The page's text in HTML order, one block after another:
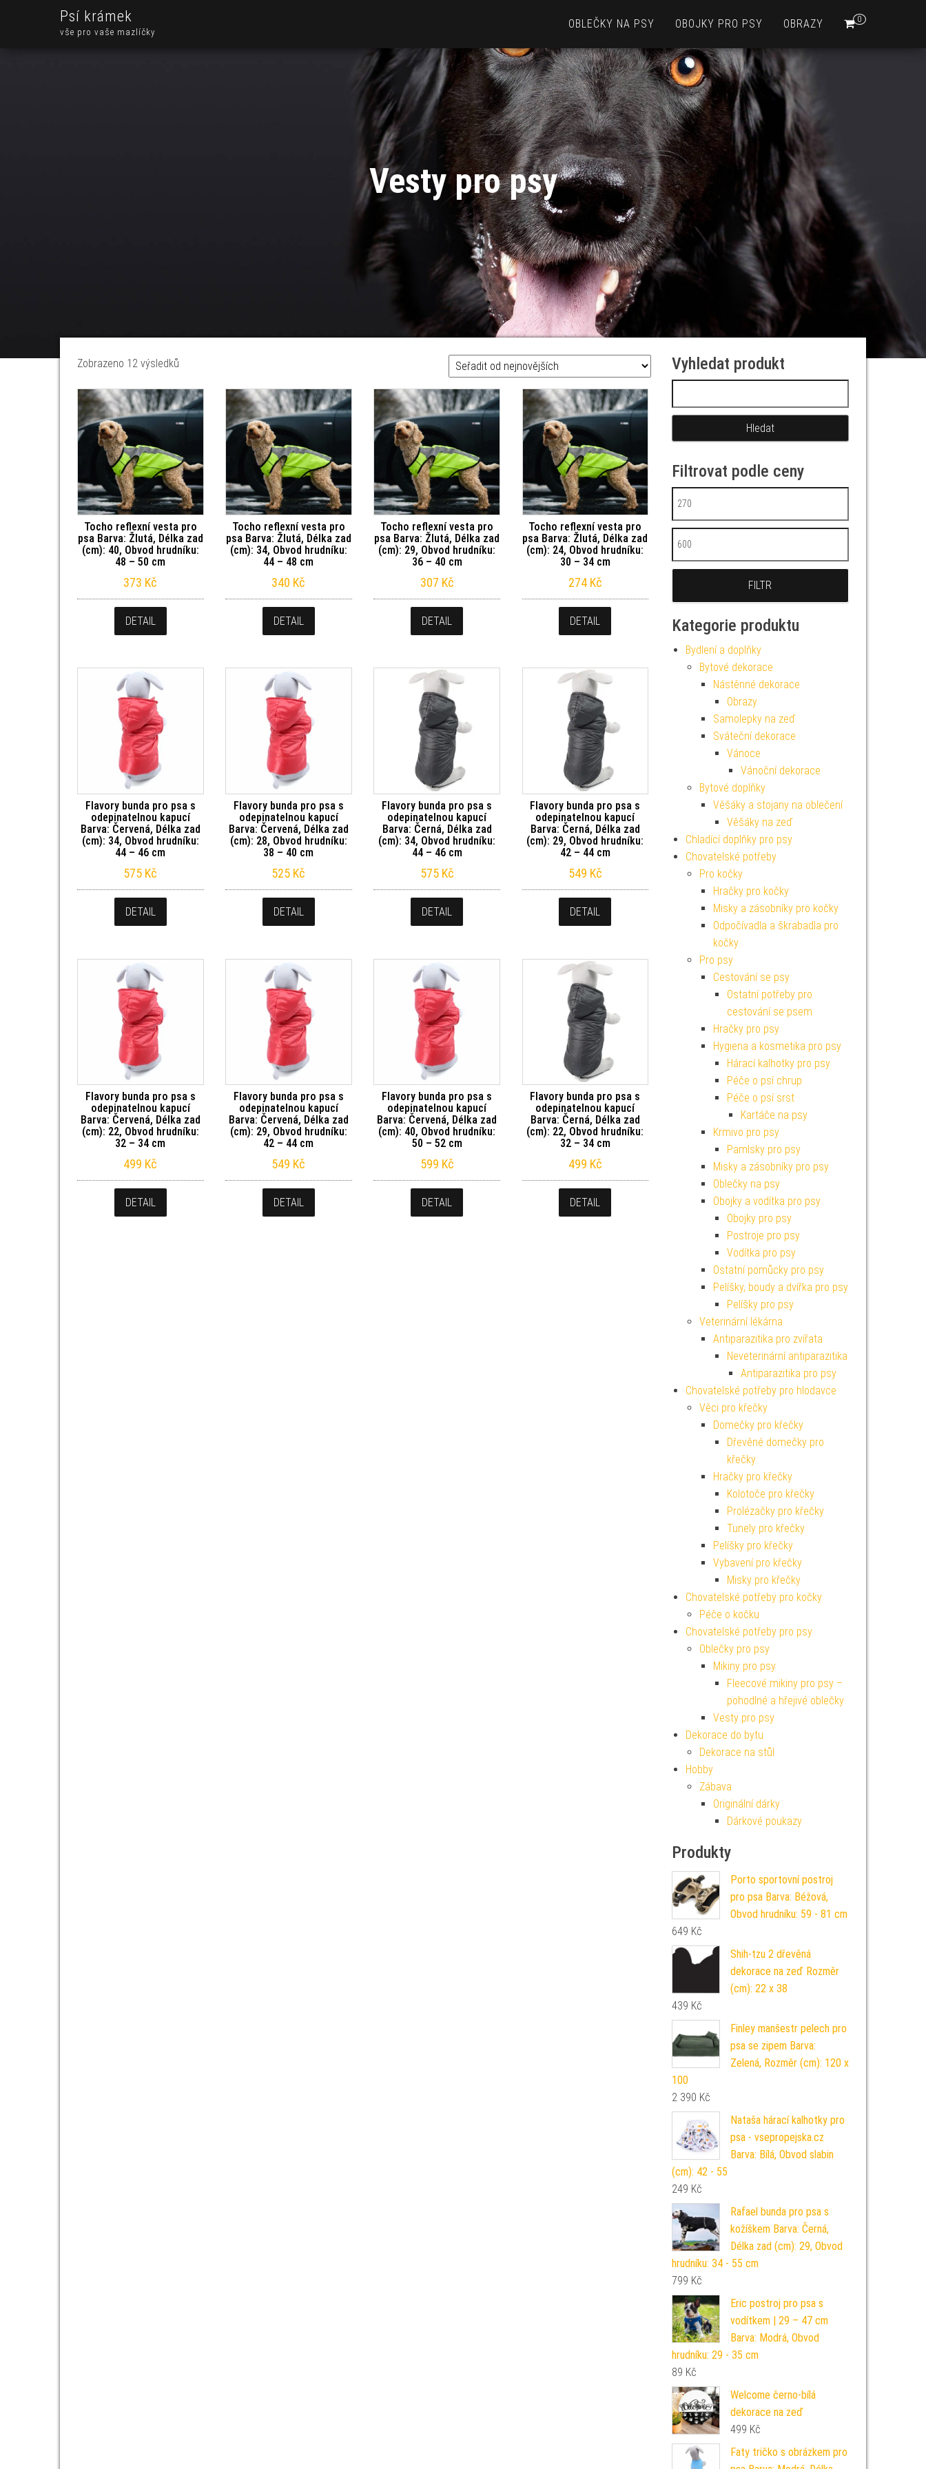
Psí krámek
vše pro vaše mazlíčky
0
OBLEČKY NA PSY OBOJKY PRO PSY OBRAZY
Vesty pro psy
Zobrazeno 12 výsledků
Tocho reflexní vesta pro
psa Barva: Žlutá, Délka zad
(cm): 40, Obvod hrudníku:
48 – 50 cm
373 Kč
DETAIL
Tocho reflexní vesta pro
psa Barva: Žlutá, Délka zad
(cm): 34, Obvod hrudníku:
44 – 48 cm
340 Kč
DETAIL
Tocho reflexní vesta pro
psa Barva: Žlutá, Délka zad
(cm): 29, Obvod hrudníku:
36 – 40 cm
307 Kč
DETAIL
Tocho reflexní vesta pro
psa Barva: Žlutá, Délka zad
(cm): 24, Obvod hrudníku:
30 – 34 cm
274 Kč
DETAIL
Flavory bunda pro psa s
odepinatelnou kapucí
Barva: Červená, Délka zad
(cm): 34, Obvod hrudníku:
44 – 46 cm
575 Kč
DETAIL
Flavory bunda pro psa s
odepinatelnou kapucí
Barva: Červená, Délka zad
(cm): 28, Obvod hrudníku:
38 – 40 cm
525 Kč
DETAIL
Flavory bunda pro psa s
odepinatelnou kapucí
Barva: Černá, Délka zad
(cm): 34, Obvod hrudníku:
44 – 46 cm
575 Kč
DETAIL
Flavory bunda pro psa s
odepinatelnou kapucí
Barva: Černá, Délka zad
(cm): 29, Obvod hrudníku:
42 – 44 cm
549 Kč
DETAIL
Flavory bunda pro psa s
odepinatelnou kapucí
Barva: Červená, Délka zad
(cm): 22, Obvod hrudníku:
32 – 34 cm
499 Kč
DETAIL
Flavory bunda pro psa s
odepinatelnou kapucí
Barva: Červená, Délka zad
(cm): 29, Obvod hrudníku:
42 – 44 cm
549 Kč
DETAIL
Flavory bunda pro psa s
odepinatelnou kapucí
Barva: Červená, Délka zad
(cm): 40, Obvod hrudníku:
50 – 52 cm
599 Kč
DETAIL
Flavory bunda pro psa s
odepinatelnou kapucí
Barva: Černá, Délka zad
(cm): 22, Obvod hrudníku:
32 – 34 cm
499 Kč
DETAIL
Vyhledat produkt
Filtrovat podle ceny
Minimální cena
Maximální cena
FILTR
Kategorie produktu
Bydlení a doplňky
Bytové dekorace
Nástěnné dekorace
Obrazy
Samolepky na zeď
Sváteční dekorace
Vánoce
Vánoční dekorace
Bytové doplňky
Věšáky a stojany na oblečení
Věšáky na zeď
Chladící doplňky pro psy
Chovatelské potřeby
Pro kočky
Hračky pro kočky
Misky a zásobníky pro kočky
Odpočívadla a škrabadla pro
kočky
Pro psy
Cestování se psy
Ostatní potřeby pro
cestování se psem
Hračky pro psy
Hygiena a kosmetika pro psy
Hárací kalhotky pro psy
Péče o psí chrup
Péče o psí srst
Kartáče na psy
Krmivo pro psy
Pamlsky pro psy
Misky a zásobníky pro psy
Oblečky na psy
Obojky a vodítka pro psy
Obojky pro psy
Postroje pro psy
Vodítka pro psy
Ostatní pomůcky pro psy
Pelíšky, boudy a dvířka pro psy
Pelíšky pro psy
Veterinární lékárna
Antiparazitika pro zvířata
Neveterinární antiparazitika
Antiparazitika pro psy
Chovatelské potřeby pro hlodavce
Věci pro křečky
Domečky pro křečky
Dřevěné domečky pro
křečky
Hračky pro křečky
Kolotoče pro křečky
Prolézačky pro křečky
Tunely pro křečky
Pelíšky pro křečky
Vybavení pro křečky
Misky pro křečky
Chovatelské potřeby pro kočky
Péče o kočku
Chovatelské potřeby pro psy
Oblečky pro psy
Mikiny pro psy
Fleecové mikiny pro psy –
pohodlné a hřejivé oblečky
Vesty pro psy
Dekorace do bytu
Dekorace na stůl
Hobby
Zábava
Originální dárky
Dárkové poukazy
Produkty
Porto sportovní postroj
pro psa Barva: Béžová,
Obvod hrudníku: 59 - 81 cm
649 Kč
Shih-tzu 2 dřevěná
dekorace na zeď Rozměr
(cm): 22 x 38
439 Kč
Finley manšestr pelech pro
psa se zipem Barva:
Zelená, Rozměr (cm): 120 x
100
2 390 Kč
Nataša hárací kalhotky pro
psa - vsepropejska.cz
Barva: Bílá, Obvod slabin
(cm): 42 - 55
249 Kč
Rafael bunda pro psa s
kožíškem Barva: Černá,
Délka zad (cm): 29, Obvod
hrudníku: 34 - 55 cm
799 Kč
Eric postroj pro psa s
vodítkem | 29 – 47 cm
Barva: Modrá, Obvod
hrudníku: 29 - 35 cm
89 Kč
Welcome černo-bílá
dekorace na zeď
499 Kč
Faty tričko s obrázkem pro